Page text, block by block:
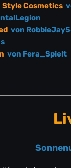
Style Cosmetics
von
von Fera_Spielt